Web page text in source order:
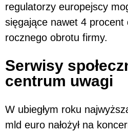
regulatorzy europejscy
sięgające nawet 4 procent
rocznego obrotu firmy.
Serwisy
centrum uwagi
W ubiegłym roku
mld euro nałożył na